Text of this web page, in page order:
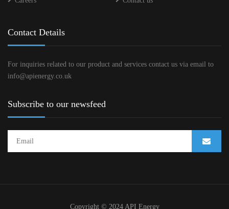
Contact Details
For inquiries related to our product and services contact us via email to
info@apienergy.co.uk
Subscribe to our newsfeed
Copyright © 2024 API Energy